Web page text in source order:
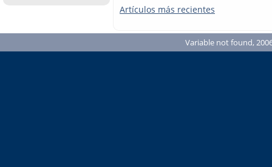
Artículos más recientes
Variable not found,